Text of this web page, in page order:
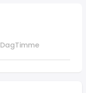
DagTimme